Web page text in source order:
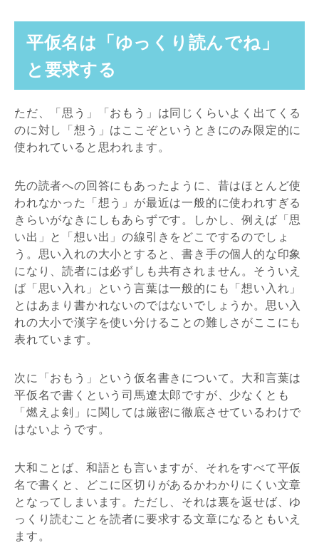
平仮名は「ゆっくり読んでね」
と要求する
ただ、「思う」「おもう」は同じくらいよく出てくる
のに対し「想う」はここぞというときにのみ限定的に
使われていると思われます。
先の読者への回答にもあったように、昔はほとんど使
われなかった「想う」が最近は一般的に使われすぎる
きらいがなきにしもあらずです。しかし、例えば「思
い出」と「想い出」の線引きをどこでするのでしょ
う。思い入れの大小とすると、書き手の個人的な印象
になり、読者には必ずしも共有されません。そういえ
ば「思い入れ」という言葉は一般的にも「想い入れ」
とはあまり書かれないのではないでしょうか。思い入
れの大小で漢字を使い分けることの難しさがここにも
表れています。
次に「おもう」という仮名書きについて。大和言葉は
平仮名で書くという司馬遼太郎ですが、少なくとも
「燃えよ剣」に関しては厳密に徹底させているわけで
はないようです。
大和ことば、和語とも言いますが、それをすべて平仮
名で書くと、どこに区切りがあるかわかりにくい文章
となってしまいます。ただし、それは裏を返せば、ゆ
っくり読むことを読者に要求する文章になるともいえ
ます。